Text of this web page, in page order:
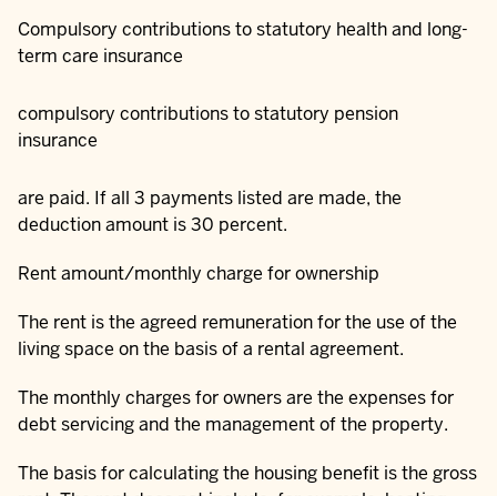
Compulsory contributions to statutory health and long-
term care insurance
compulsory contributions to statutory pension
insurance
are paid. If all 3 payments listed are made, the
deduction amount is 30 percent.
Rent amount/monthly charge for ownership
The rent is the agreed remuneration for the use of the
living space on the basis of a rental agreement.
The monthly charges for owners are the expenses for
debt servicing and the management of the property.
The basis for calculating the housing benefit is the gross